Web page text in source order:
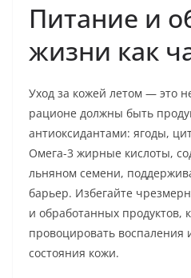
Питание и
жизни как
Уход за кожей летом — это
рационе должны быть
антиоксидантами: ягоды,
Омега-3 жирные кислоты,
льняном семени,
барьер. Избегайте
и обработанных продуктов,
провоцировать воспаления
состояния кожи.